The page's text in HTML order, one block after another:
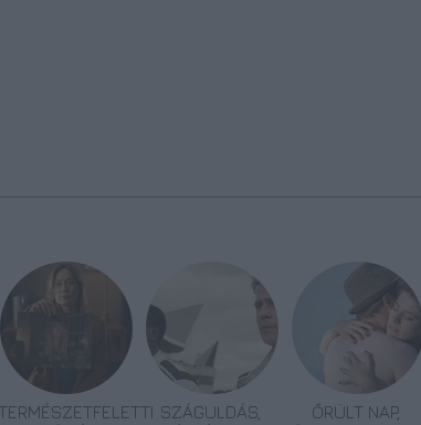
TERMÉSZETFELETTI SZÁGULDÁS,
ŐRÜLT NAP,